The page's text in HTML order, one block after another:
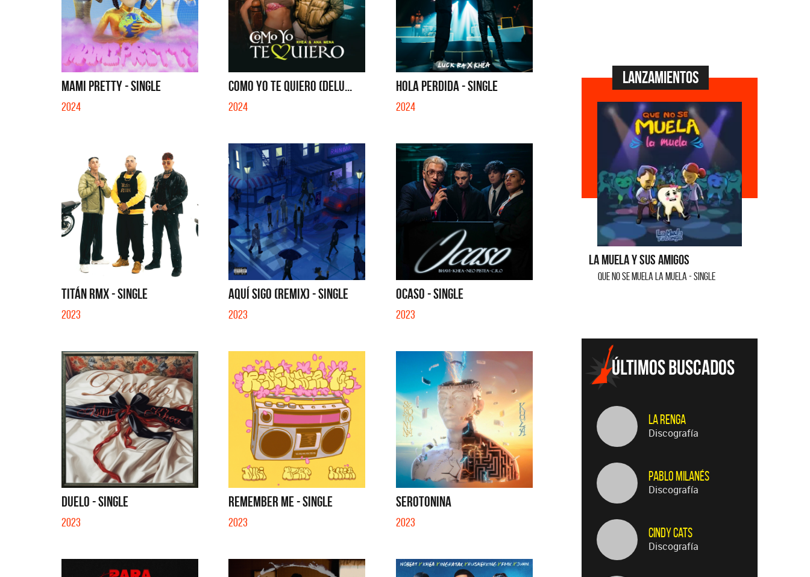
MAMI PRETTY - SINGLE
2024
COMO YO TE QUIERO (DELU...
2024
HOLA PERDIDA - SINGLE
2024
TITÁN RMX - SINGLE
2023
AQUÍ SIGO (REMIX) - SINGLE
2023
OCASO - SINGLE
2023
DUELO - SINGLE
2023
REMEMBER ME - SINGLE
2023
SEROTONINA
2023
Lanzamientos
Caramelito en Barra (Cecilia
Carrizo)
CARAMELITO EN BARRA
Fabiana Cantilo
FLOR DE LOTO - SINGLE
La Muela y Sus Amigos
QUE NO SE MUELA LA MUELA - SINGLE
La Muela y Sus Amigos
QUE NO SE MUELA LA MUELA - SINGLE
La Renga
Discografía
Pablo Milanés
Discografía
Cindy Cats
Discografía